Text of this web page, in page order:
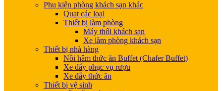
Phụ kiện phòng khách sạn khác
Quạt các loại
Thiết bị làm phòng
Máy thổi khách sạn
Xe làm phòng khách sạn
Thiết bị nhà hàng
Nồi hâm thức ăn Buffet (Chafer Buffet)
Xe đẩy phục vụ rượu
Xe đẩy thức ăn
Thiết bị vệ sinh